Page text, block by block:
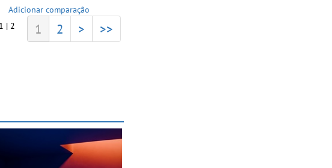
Adicionar comparação
1 | 2
1 2 > >>